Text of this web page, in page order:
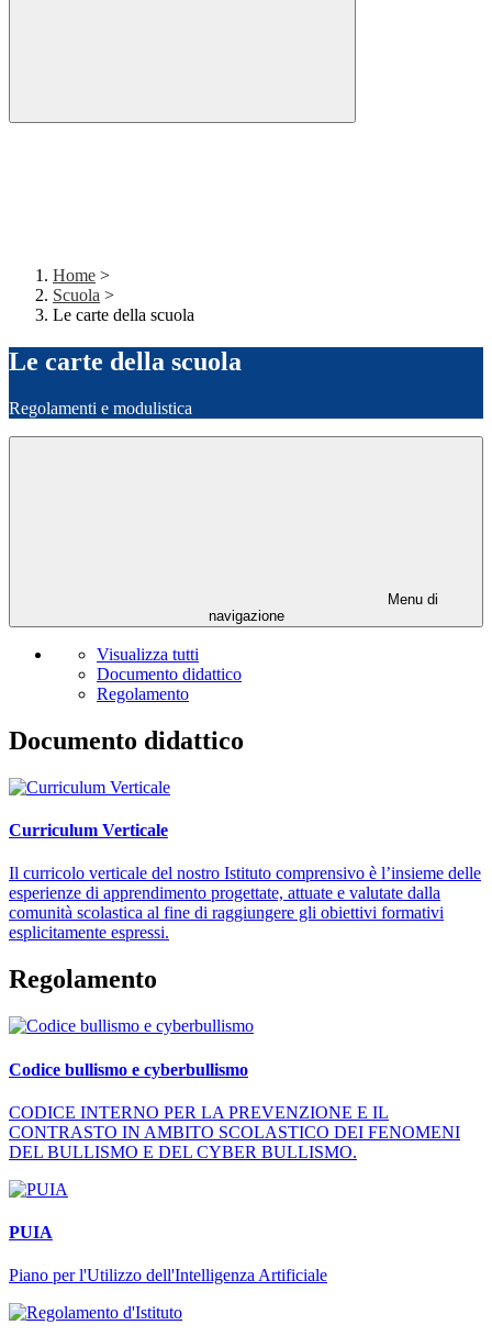
Home >
Scuola >
Le carte della scuola
Le carte della scuola
Regolamenti e modulistica
Menu di
navigazione
Visualizza tutti
Documento didattico
Regolamento
Documento didattico
Curriculum Verticale
Il curricolo verticale del nostro Istituto comprensivo è l’insieme delle
esperienze di apprendimento progettate, attuate e valutate dalla
comunità scolastica al fine di raggiungere gli obiettivi formativi
esplicitamente espressi.
Regolamento
Codice bullismo e cyberbullismo
CODICE INTERNO PER LA PREVENZIONE E IL
CONTRASTO IN AMBITO SCOLASTICO DEI FENOMENI
DEL BULLISMO E DEL CYBER BULLISMO.
PUIA
Piano per l'Utilizzo dell'Intelligenza Artificiale